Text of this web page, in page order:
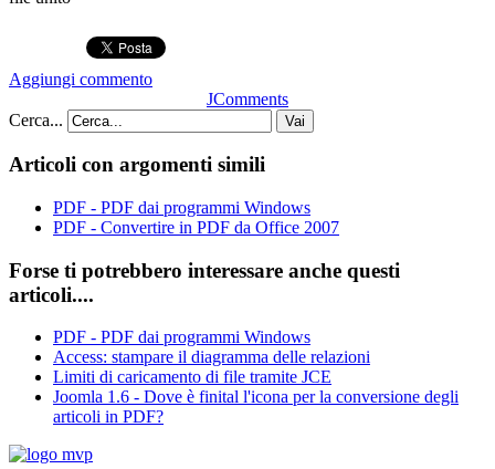
Aggiungi commento
JComments
Cerca...
Vai
Articoli con argomenti simili
PDF - PDF dai programmi Windows
PDF - Convertire in PDF da Office 2007
Forse ti potrebbero interessare anche questi
articoli....
PDF - PDF dai programmi Windows
Access: stampare il diagramma delle relazioni
Limiti di caricamento di file tramite JCE
Joomla 1.6 - Dove è finital l'icona per la conversione degli
articoli in PDF?